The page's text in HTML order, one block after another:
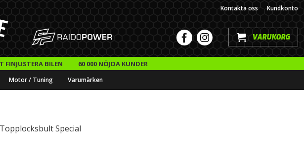
Kontakta oss Kundkonto
VARUKORG
FINJUSTERA BILEN 60 000 NÖJDA KUNDER
Motor / Tuning Varumärken
Special